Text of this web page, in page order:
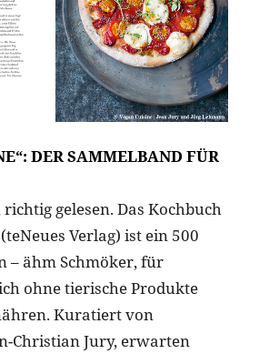
DER SAMMELBAND FÜR
richtig gelesen. Das Kochbuch
Verlag) ist ein 500
– ähm Schmöker, für
ohne tierische Produkte
Kuratiert von
Christian Jury, erwarten